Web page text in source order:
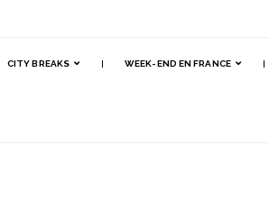
CITY BREAKS WEEK-END EN FRANCE